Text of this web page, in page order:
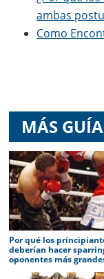
ambas
Como
MÁS
Por qué los
deberían hacer
oponentes más